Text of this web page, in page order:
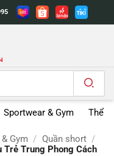
Sportwear & Gym Thể
Gym / Quần short /
Trẻ Trung Phong Cách